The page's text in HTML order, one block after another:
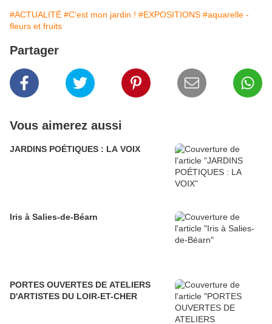
#ACTUALITÉ #C'est mon jardin ! #EXPOSITIONS #aquarelle -
fleurs et fruits
Partager
Vous aimerez aussi
JARDINS POÉTIQUES : LA VOIX
Iris à Salies-de-Béarn
PORTES OUVERTES DE ATELIERS
D'ARTISTES DU LOIR-ET-CHER